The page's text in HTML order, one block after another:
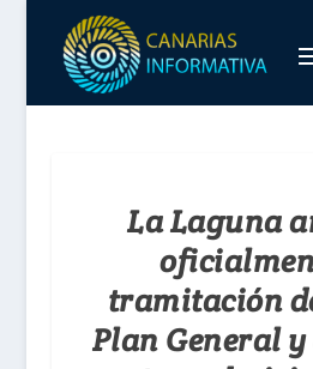
La Laguna
tramitación
Plan General